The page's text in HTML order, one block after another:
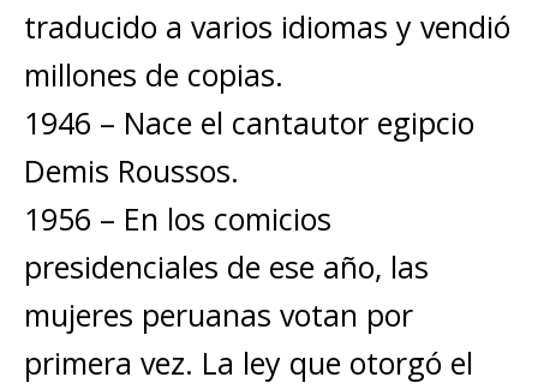
traducido a varios idiomas y vendió
millones de copias.
1946 – Nace el cantautor egipcio
Demis Roussos.
1956 – En los comicios
presidenciales de ese año, las
mujeres peruanas votan por
primera vez. La ley que otorgó el